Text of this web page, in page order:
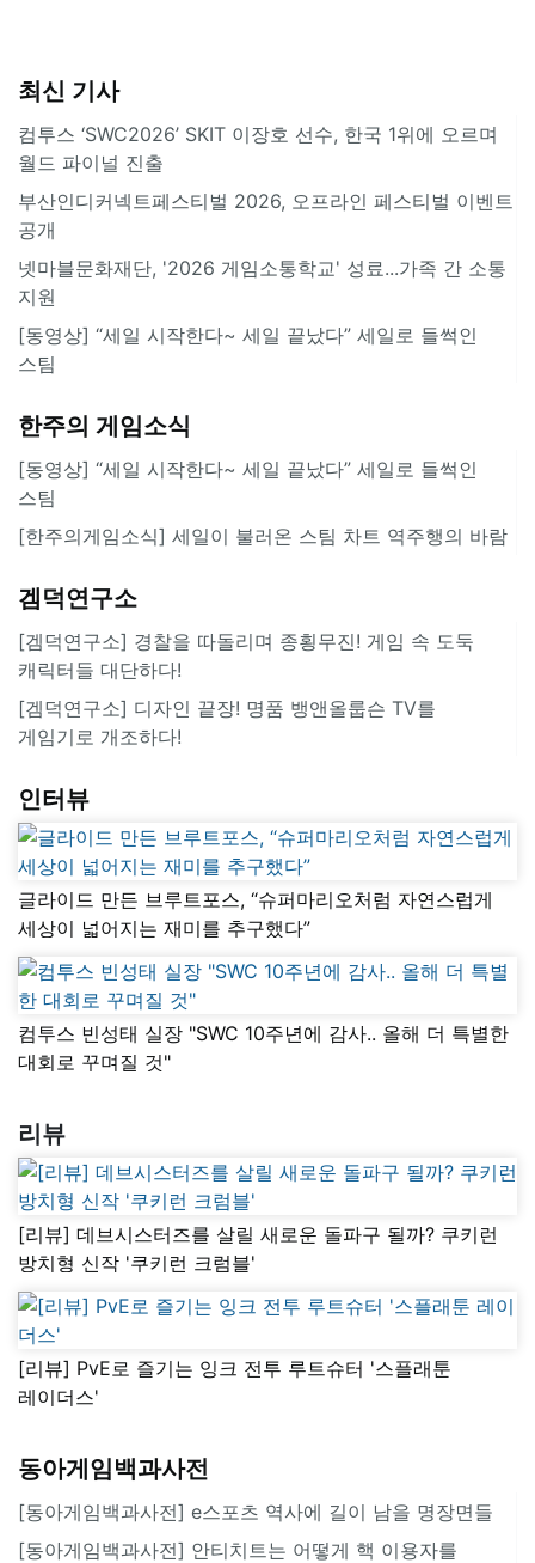
최신 기사
컴투스 ‘SWC2026’ SKIT 이장호 선수, 한국 1위에 오르며
월드 파이널 진출
부산인디커넥트페스티벌 2026, 오프라인 페스티벌 이벤트
공개
넷마블문화재단, '2026 게임소통학교' 성료...가족 간 소통
지원
[동영상] “세일 시작한다~ 세일 끝났다” 세일로 들썩인
스팀
한주의 게임소식
[동영상] “세일 시작한다~ 세일 끝났다” 세일로 들썩인
스팀
[한주의게임소식] 세일이 불러온 스팀 차트 역주행의 바람
겜덕연구소
[겜덕연구소] 경찰을 따돌리며 종횡무진! 게임 속 도둑
캐릭터들 대단하다!
[겜덕연구소] 디자인 끝장! 명품 뱅앤올룹슨 TV를
게임기로 개조하다!
인터뷰
글라이드 만든 브루트포스, “슈퍼마리오처럼 자연스럽게
세상이 넓어지는 재미를 추구했다”
컴투스 빈성태 실장 "SWC 10주년에 감사.. 올해 더 특별한
대회로 꾸며질 것"
리뷰
[리뷰] 데브시스터즈를 살릴 새로운 돌파구 될까? 쿠키런
방치형 신작 '쿠키런 크럼블'
[리뷰] PvE로 즐기는 잉크 전투 루트슈터 '스플래툰
레이더스'
동아게임백과사전
[동아게임백과사전] e스포츠 역사에 길이 남을 명장면들
[동아게임백과사전] 안티치트는 어떻게 핵 이용자를